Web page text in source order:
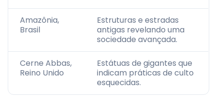
Amazônia,
Brasil
Estruturas e estradas
antigas revelando uma
sociedade avançada.
Cerne Abbas,
Reino Unido
Estátuas de gigantes que
indicam práticas de culto
esquecidas.